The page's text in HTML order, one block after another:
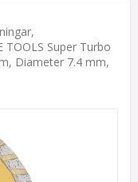
TOOLS Super Turbo
Diameter 7.4 mm,